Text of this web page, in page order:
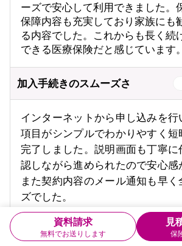
ーズで安心して利用できました。
保障内容も充実しており家族にも
る内容でした。これからも長く続
できる医療保険だと感じています。
加入手続きのスムーズさ
インターネットから申し込みを行
項目がシンプルでわかりやすく
完了しました。説明画面も丁寧に
認しながら進められたので安心感
また契約内容のメール通知も早
ズでした。
保険料の安さ
資料請求
無料でお送りします
見
保